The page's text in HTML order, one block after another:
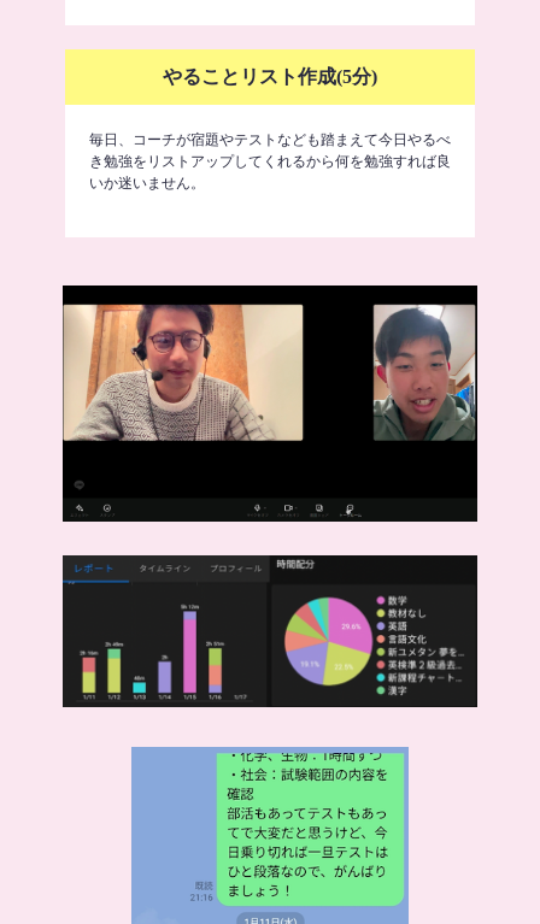
やることリスト作成(5分)
毎日、コーチが宿題やテストなども踏まえて今日やるべ
き勉強をリストアップしてくれるから何を勉強すれば良
いか迷いません。